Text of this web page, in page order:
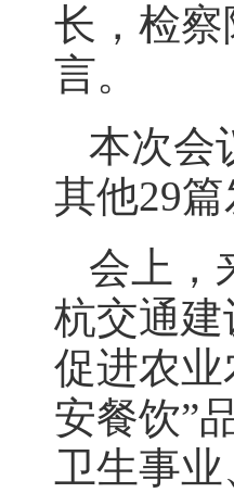
长，检
言。
本次会
其他29
会上，
杭交通
促进农
安餐饮”
卫生事